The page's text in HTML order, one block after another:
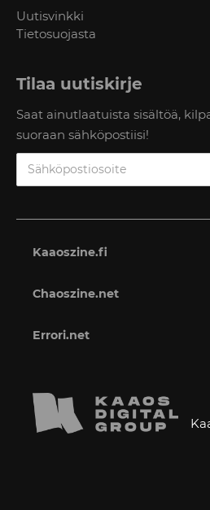
Uutisvinkki
Tietosuojasta
Tilaa uutiskirje
Saat ainutlaatuista sisältöä,
suoraan sähköpostiisi!
Kaaoszine.fi
Chaoszine.net
Errori.net